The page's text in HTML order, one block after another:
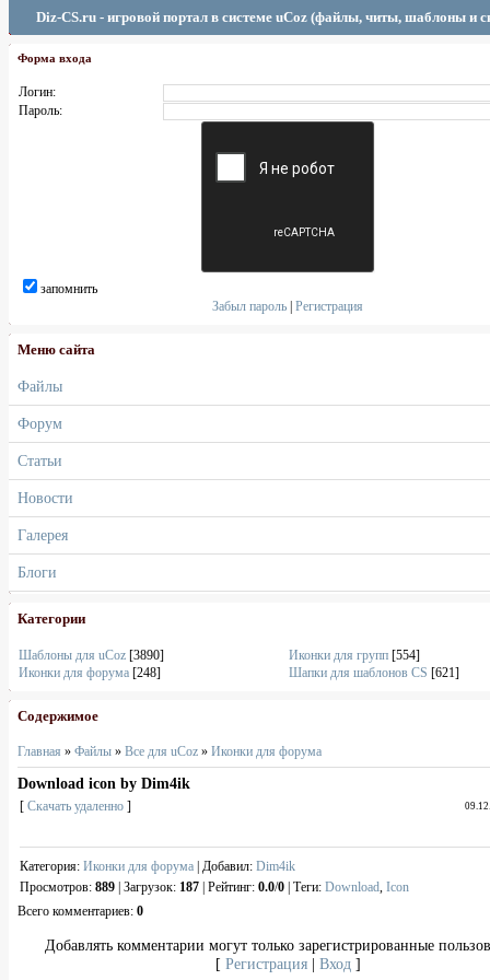
Diz-CS.ru - игровой портал в системе uCoz (файлы, читы, шаблоны и
Форма входа
Логин:
Пароль:
запомнить
Забыл пароль |Регистрация
Меню сайта
Файлы
Форум
Статьи
Новости
Галерея
Блоги
Категории
Шаблоны для uCoz [3890] Иконки для групп [554]
Иконки для форума [248] Шапки для шаблонов CS [621]
Содержимое
Главная » Файлы » Все для uCoz » Иконки для форума
Download icon by Dim4ik
[ Скачать удаленно ]
Категория: Иконки для форума Добавил: Dim4ik
Просмотров: 889 Загрузок: 187 Рейтинг: 0.0/0 Теги: Download, Icon
Всего комментариев: 0
Добавлять комментарии могут только зарегистрированные
[ Регистрация | Вход ]